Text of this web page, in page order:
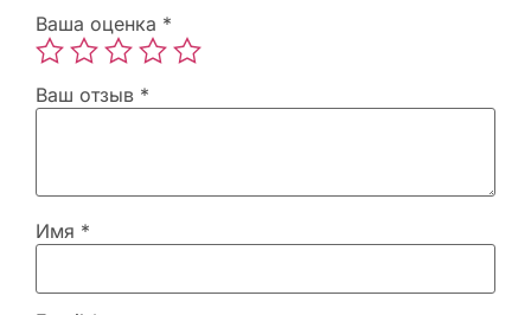
Ваша оценка *
Ваш отзыв *
Имя *